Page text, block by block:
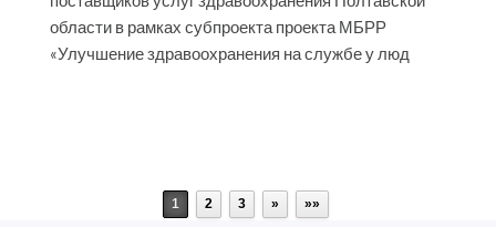
области в рамках субпроекта проекта МБРР
«Улучшение здравоохранения на службе у люд
1 2 3 » »»